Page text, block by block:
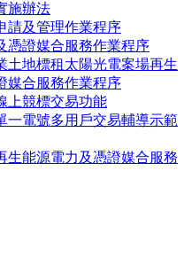
施辦法
請及管理作業程序
憑證媒合服務作業程序
土地標租太陽光電案場再生
媒合服務作業程序
上競標交易功能
一電號多用戶交易輔導示範
生能源電力及憑證媒合服務